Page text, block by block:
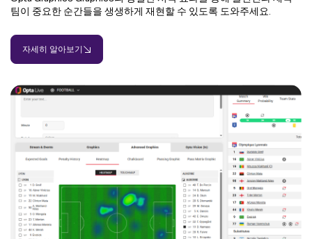
팀이 중요한 순간들을 생생하게 재현할 수 있도록 도와주세요.
자세히 알아보기